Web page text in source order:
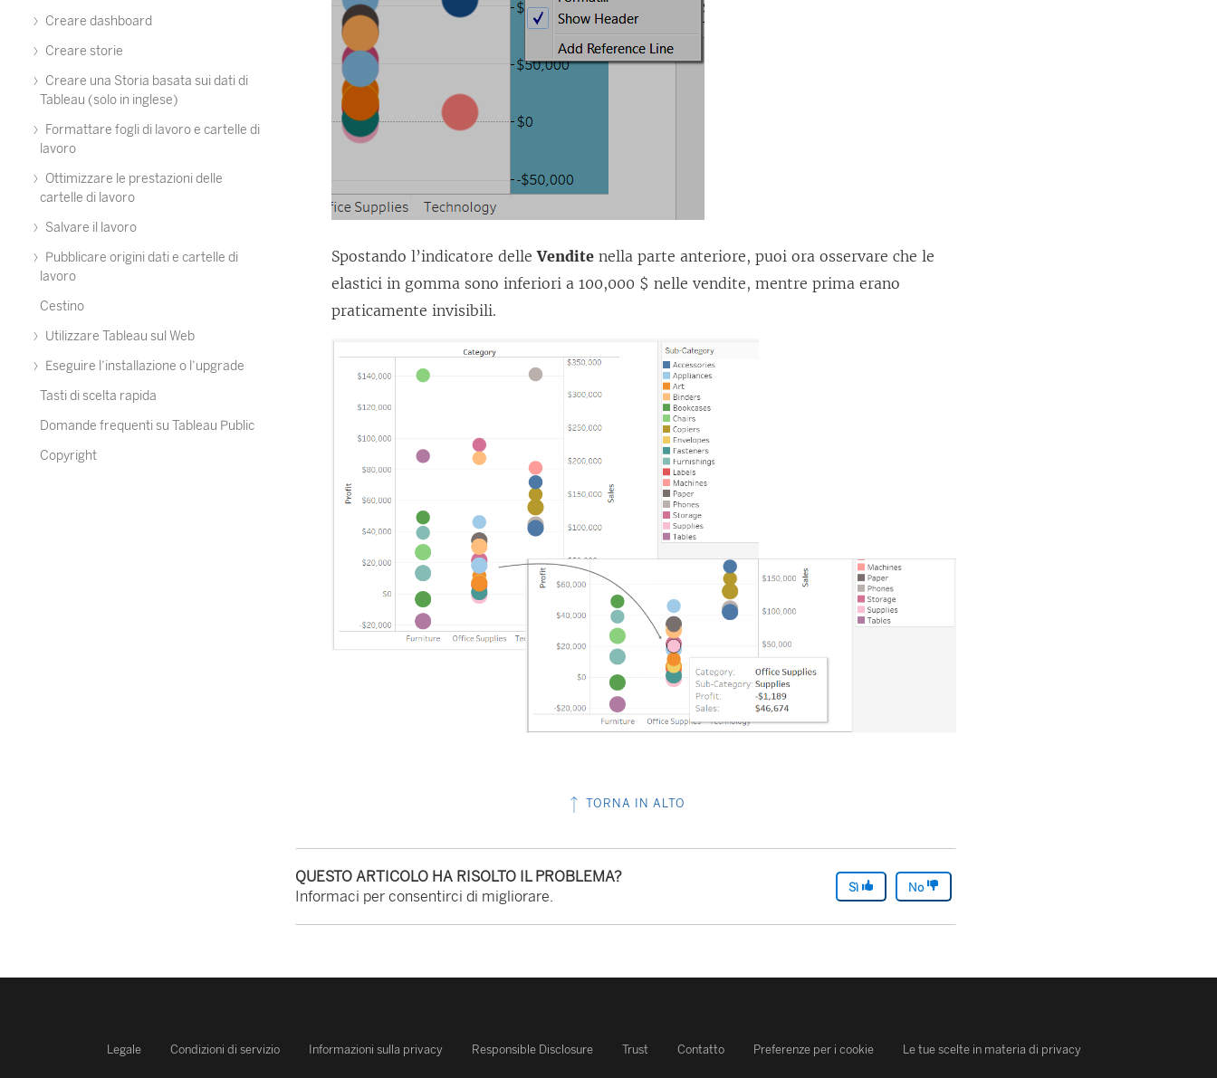
Creare dashboard
Creare storie
Creare una Storia basata sui dati di
Tableau (solo in inglese)
Formattare fogli di lavoro e cartelle di
lavoro
Ottimizzare le prestazioni delle
cartelle di lavoro
Salvare il lavoro
Pubblicare origini dati e cartelle di
lavoro
Cestino
Utilizzare Tableau sul Web
Eseguire l’installazione o l’upgrade
Tasti di scelta rapida
Domande frequenti su Tableau Public
Copyright
Spostando l’indicatore delleVendite nella parte anteriore, puoi ora osservare che le
elastici in gomma sono inferiori a 100,000 $ nelle vendite, mentre prima erano
praticamente invisibili.
TORNA IN ALTO
QUESTO ARTICOLO HA RISOLTO IL PROBLEMA?
Informaci per consentirci di migliorare.
Sì No
Legale Condizioni di servizio Informazioni sulla privacy Responsible Disclosure Trust Contatto Preferenze per i cookie Le tue scelte in materia di privacy